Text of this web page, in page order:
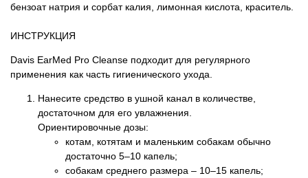
бензоат натрия и сорбат калия, лимонная кислота, краситель.
ИНСТРУКЦИЯ
Davis EarMed Pro Cleanse подходит для регулярного
применения как часть гигиенического ухода.
Нанесите средство в ушной канал в количестве,
достаточном для его увлажнения.
Ориентировочные дозы:
котам, котятам и маленьким собакам обычно
достаточно 5–10 капель;
собакам среднего размера – 10–15 капель;